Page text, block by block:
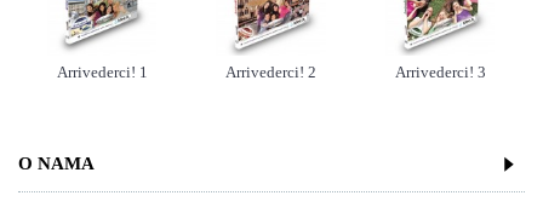
Arrivederci! 1 Arrivederci! 2 Arrivederci! 3
O NAMA